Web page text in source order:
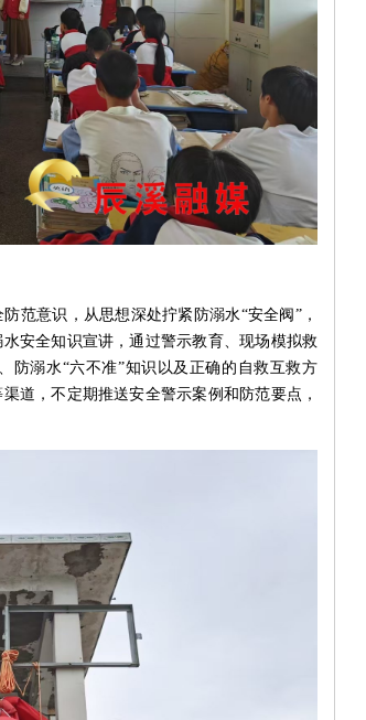
范意识，从思想深处拧紧防溺水“安全阀”，
安全知识宣讲，通过警示教育、现场模拟救
防溺水“六不准”知识以及正确的自救互救方
道，不定期推送安全警示案例和防范要点，